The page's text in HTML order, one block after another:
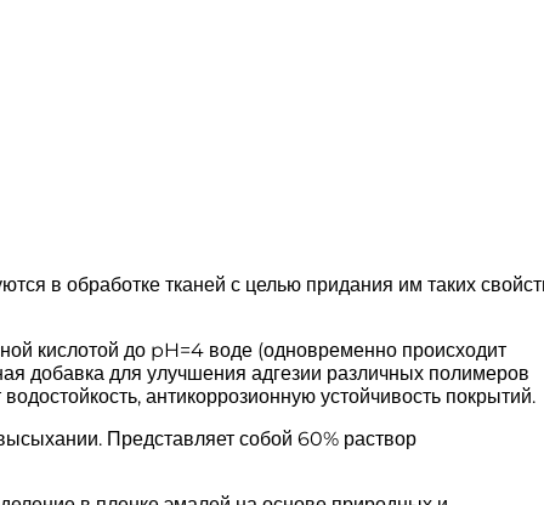
в обработке тканей с целью придания им таких
кислотой до pH=4 воде (одновременно происходит
добавка для улучшения адгезии различных полимеров
антикоррозионную устойчивость покрытий.
Представляет собой 60% раствор